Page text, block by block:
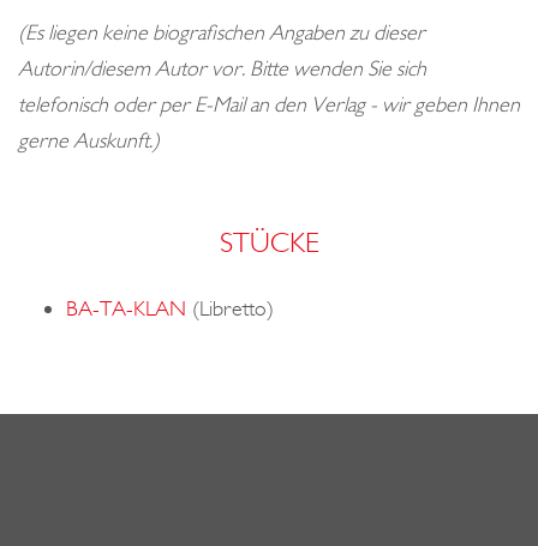
(Es liegen keine biografischen Angaben zu dieser
Autorin/diesem Autor vor. Bitte wenden Sie sich
telefonisch oder per E-Mail an den Verlag - wir geben Ihnen
gerne Auskunft.)
STÜCKE
BA-TA-KLAN (Libretto)